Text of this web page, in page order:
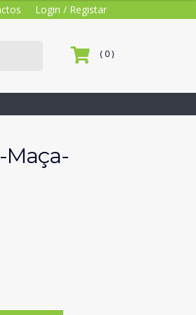
Login / Registar
( 0 )
Maça-